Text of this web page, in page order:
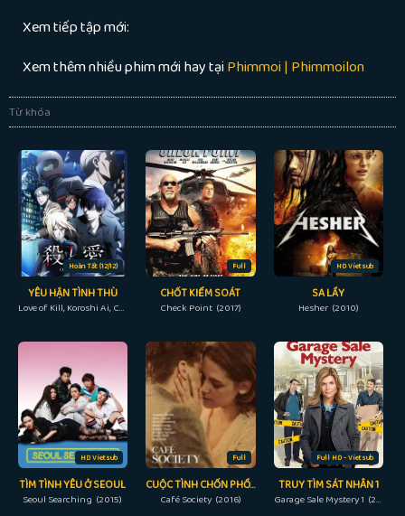
Xem tiếp tập mới:
Xem thêm nhiều phim mới hay tạiPhimmoi | Phimmoilon
Từ khóa
Hoàn Tất (12/12)
YÊU HẬN TÌNH THÙ
Love of Kill, Koroshi Ai, Cặp Đôi Sát Thủ (2022)
Full
CHỐT KIỂM SOÁT
Check Point (2017)
HD Vietsub
SA LẦY
Hesher (2010)
HD Vietsub
TÌM TÌNH YÊU Ở SEOUL
Seoul Searching (2015)
Full
CUỘC TÌNH CHỐN PHỒN HOA
Café Society (2016)
Full HD - Vietsub
TRUY TÌM SÁT NHÂN 1
Garage Sale Mystery 1 (2013)